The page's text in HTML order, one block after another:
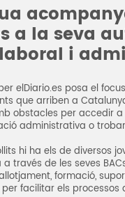
a la seva
i
elDiario.es posa el
que arriben a
obstacles per accedir
administrativa o
hi ha els de diversos
través de les seves
formació,
facilitar els processos